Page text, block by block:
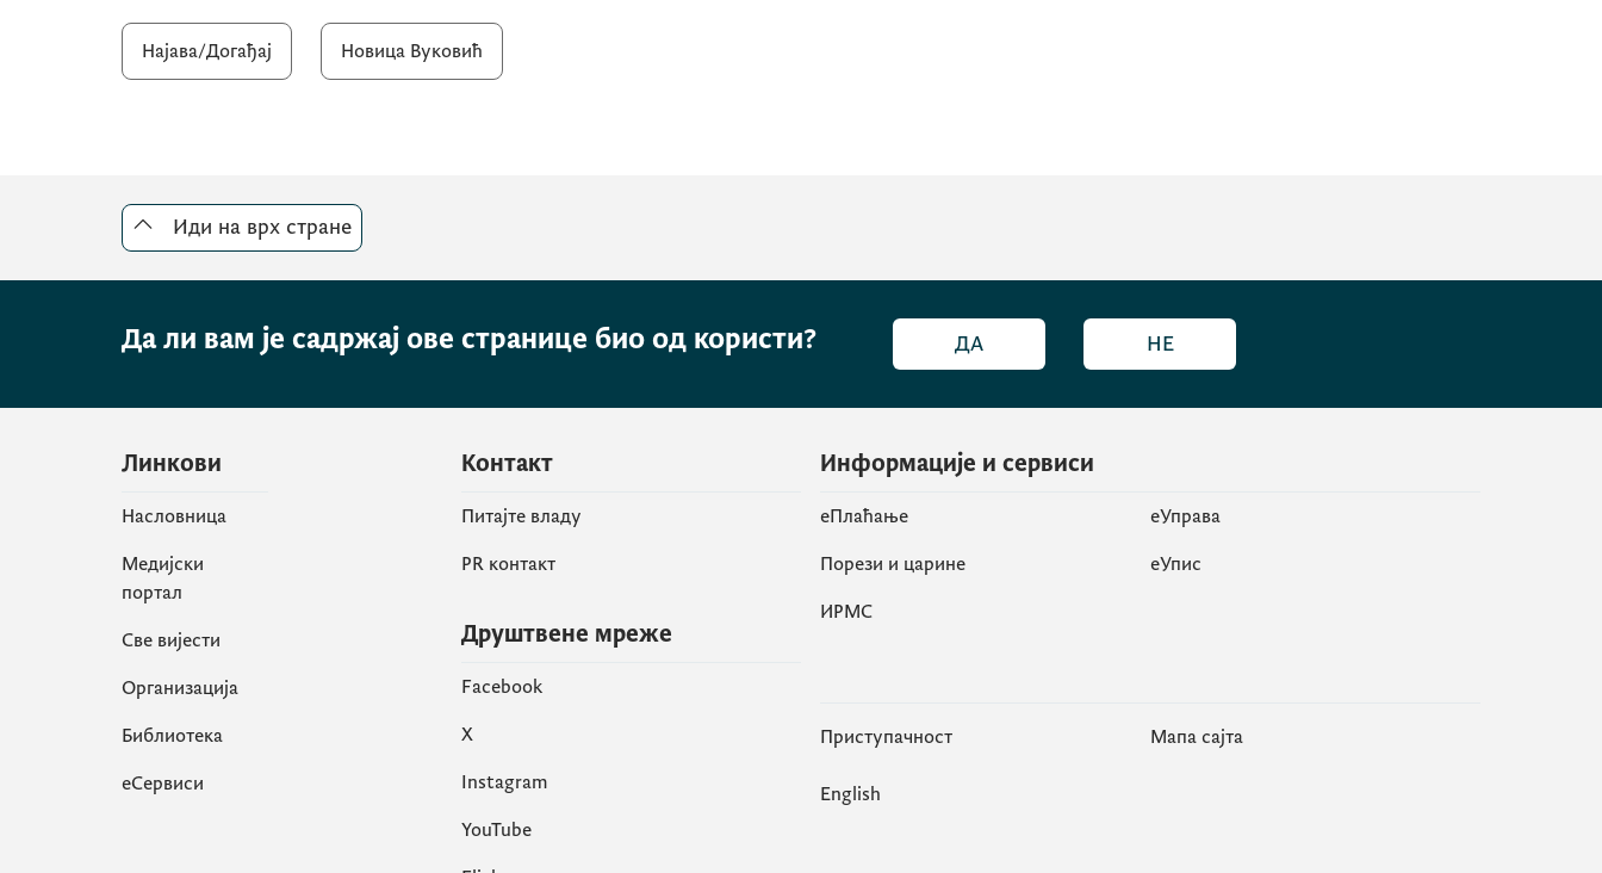
Најава/Догађај Новица Вуковић
Иди на врх стране
Да ли вам је садржај ове странице био од користи? ДА НЕ
Линкови
Насловница
Медијски
портал
Све вијести
Организација
Библиотека
еСервиси
Контакт
Питајте владу
PR контакт
Друштвене мреже
Facebook
X
Instagram
YouTube
Информације и сервиси
eПлаћање
еУправа
Порези и царине
eУпис
ИРМС
Приступачност Мапа сајта
English